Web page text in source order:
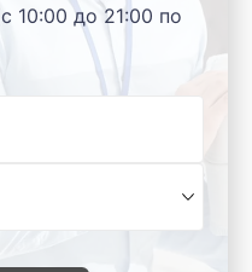
10:00 до 21:00 по